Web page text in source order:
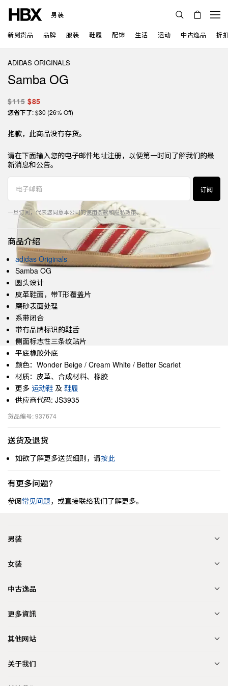
男装
新到货品 品牌 服装 鞋履 配饰 生活 运动 中古逸品 折
ADIDAS ORIGINALS
Samba OG
$115 $85
您省下了: $30 (26% Off)
抱歉，此商品没有存货。
请在下面输入您的电子邮件地址注册，以便第一时间了解我们的最
新消息和公告。
订阅
一旦订阅，代表您同意本公司的使用条款和隐私政策。
商品介绍
adidas Originals
Samba OG
圆头设计
皮革鞋面，带T形覆盖片
磨砂表面处理
系带闭合
带有品牌标识的鞋舌
侧面标志性三条纹贴片
平底橡胶外底
颜色：Wonder Beige / Cream White / Better Scarlet
材质：皮革、合成材料、橡胶
更多 运动鞋 及 鞋履
供应商代码: JS3935
货品编号: 937674
送货及退货
如欲了解更多送货细则，请按此
有更多问题?
参阅常见问题，或直接联络我们了解更多。
男装
女装
中古逸品
更多資訊
其他网站
关于我们